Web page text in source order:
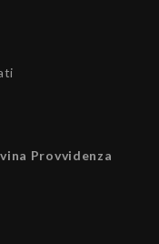
Provvidenza